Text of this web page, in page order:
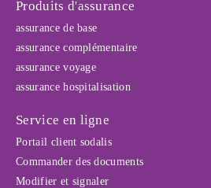
Produits d'assurance
assurance de base
assurance complémentaire
assurance voyage
assurance hospitalisation
Service en ligne
Portail client sodalis
Commander des documents
Modifier et signaler